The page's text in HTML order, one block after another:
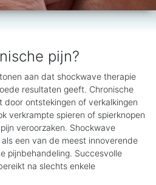
pijn?
aan dat shockwave therapie
resultaten geeft. Chronische
door ontstekingen of verkalkingen
verkrampte spieren of spierknopen
veroorzaken. Shockwave
een van de meest innoverende
pijnbehandeling. Succesvolle
na slechts enkele